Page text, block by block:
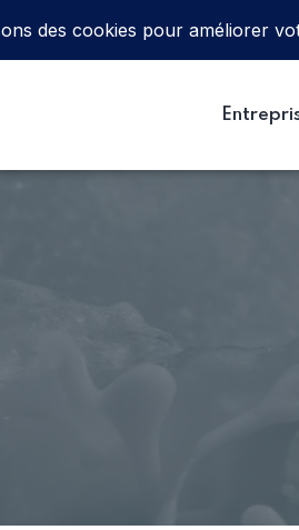
ventes@processinstruments.fr